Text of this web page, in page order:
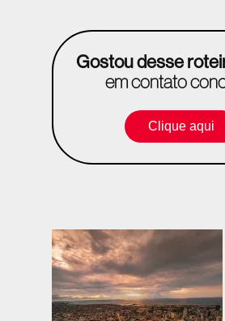
Gostou desse
em contato
Clique aqui